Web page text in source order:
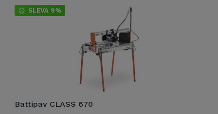
SLEVA 9%
Battipav CLASS 670